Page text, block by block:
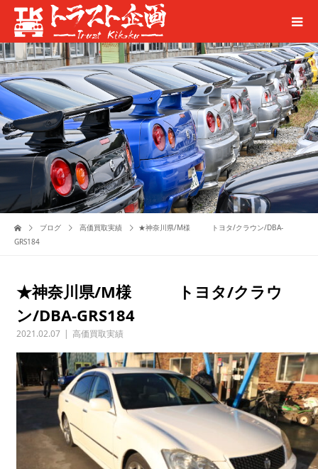
ブログ 高価買取実績
★神奈川県/M様 トヨタ/クラウン/DBA-
GRS184
★神奈川県/M様 トヨタ/クラウ
ン/DBA-GRS184
2021.02.07 高価買取実績